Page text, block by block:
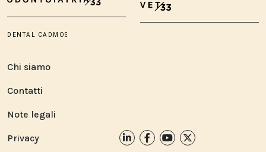
Chi siamo
Contatti
Note legali
Privacy